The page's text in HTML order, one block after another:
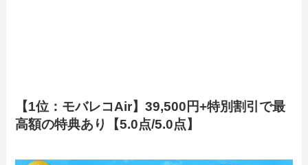
【1位：モバレコAir】39,500円+特別割引で最
高額の特典あり【5.0点/5.0点】